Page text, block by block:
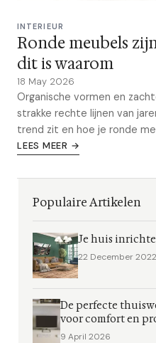
INTERIEUR
Ronde meubels
dit is waarom
18 May 2026
Organische vormen en
strakke rechte lijnen van
trend zit en hoe je ronde
LEES MEER →
Populaire Artikelen
Je huis
22 December 2022
De perfecte
voor comfort en
9 April 2026